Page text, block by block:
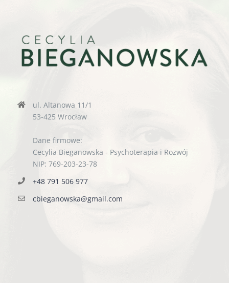
ul. Altanowa 11/1
53-425 Wrocław
Dane firmowe:
Cecylia Bieganowska - Psychoterapia i Rozwój
NIP: 769-203-23-78
+48 791 506 977
cbieganowska@gmail.com